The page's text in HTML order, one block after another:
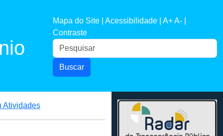
Mapa do Site | Acessibilidade | A+A- |
Contraste
Buscar
Atividades